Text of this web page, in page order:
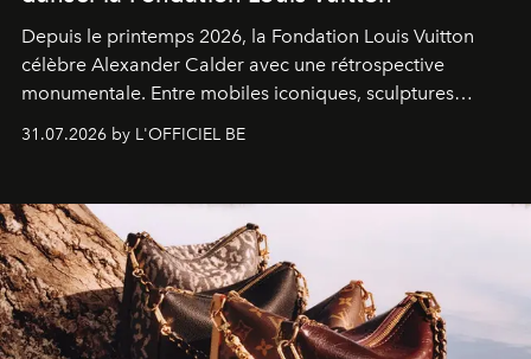
Depuis le printemps 2026, la Fondation Louis Vuitton
célèbre Alexander Calder avec une rétrospective
monumentale. Entre mobiles iconiques, sculptures
monumentales et poésie du mouvement, l'artiste
américain investit les espaces imaginés par Frank Gehry
sculpture.
31.07.2026 by L'OFFICIEL BE